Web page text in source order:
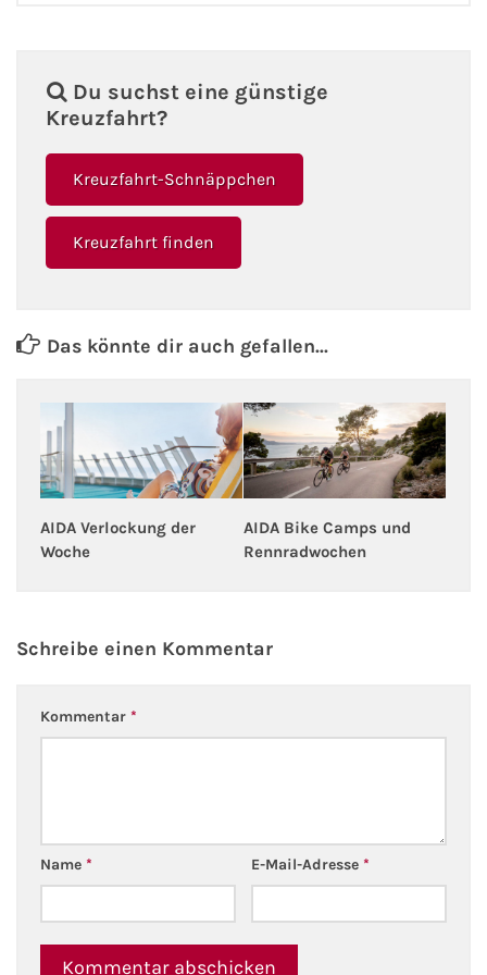
Hapag-Lloyd Cruises
Cunard Line
Hurtigruten
Norwegian Cruise Line
Alle Reedereien
Flusskreuzfahrten
A-ROSA Flusskreuzfahrten
nicko cruises Flusskreuzfahrten
Plantours Flusskreuzfahrten
Last Minute Flusskreuzfahrten
Fähren
Du suchst eine günstige
Kreuzfahrt?
Kreuzfahrt-Schnäppchen
Kreuzfahrt finden
Das könnte dir auch gefallen...
AIDA Verlockung der
Woche
AIDA Bike Camps und
Rennradwochen
Schreibe einen Kommentar
Kommentar *
Name * E-Mail-Adresse *